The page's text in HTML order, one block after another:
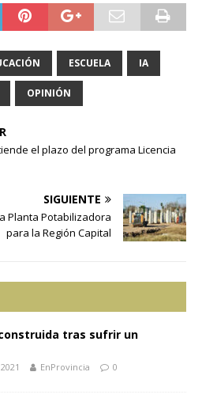
ESCUELA IA
OPINIÓN
el plazo del programa Licencia
SIGUIENTE
Planta Potabilizadora
para la Región Capital
tras sufrir un
EnProvincia 0